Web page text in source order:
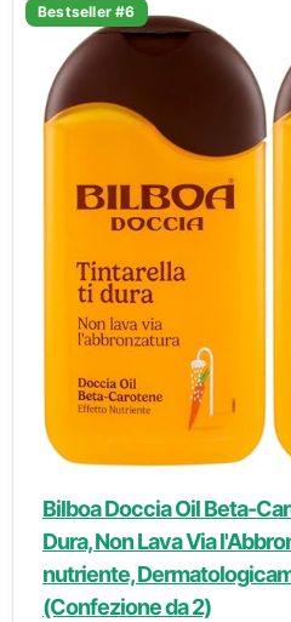
Bestseller #6
Bilboa Doccia Oil Beta-
Dura, Non Lava Via
nutriente,
(Confezione da 2)